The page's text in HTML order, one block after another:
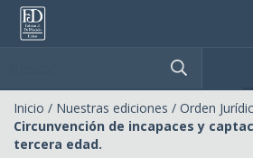
Inicio / Nuestras ediciones / Orden
Circunvención de incapaces y
tercera edad.